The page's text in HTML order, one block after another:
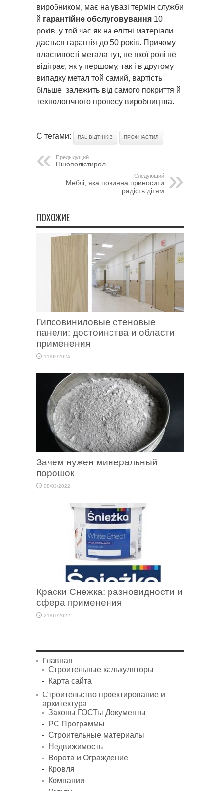
виробником, має на увазі термін служби
й гарантійне обслуговування 10
років, у той час як на елітні матеріали
дається гарантія до 50 років. Причому
властивості метала тут, не якої ролі не
відіграє, як у першому, так і в другому
випадку метал той самий, вартість
більше залежить від самого покриття й
технологічного процесу виробництва.
С тегами: RAL ВІДТІНКІВ ПРОФНАСТИЛ
Предыдущий
Пінополістирол
Следующий
Меблі, яка повинна приносити
радість дітям
ПОХОЖИЕ
Гипсовиниловые стеновые
панели: достоинства и области
применения
11/09/2024
Зачем нужен минеральный
порошок
08/02/2022
Краски Снежка: разновидности и
сфера применения
21/01/2022
Главная
Строительные калькуляторы
Карта сайта
Строительство проектирование и
архитектура
Законы ГОСТы Документы
PC Программы
Строительные материалы
Недвижимость
Ворота и Ограждение
Кровля
Компании